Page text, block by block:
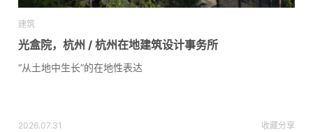
建筑
光盒院，杭州 / 杭州在地建筑设计事务所
“从土地中生长”的在地性表达
2026.07.31 收藏分享